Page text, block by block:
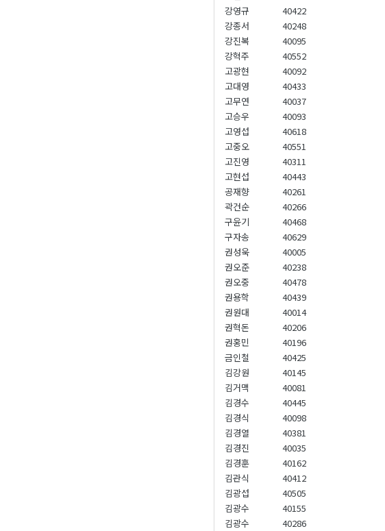
강영규
40422
강종서
40248
강진복
40095
강혁주
40552
고광현
40092
고대영
40433
고무연
40037
고승우
40093
고영섭
40618
고중오
40551
고진영
40311
고현섭
40443
공재향
40261
곽건순
40266
구윤기
40468
구자송
40629
권성욱
40005
권오준
40238
권오중
40478
권용학
40439
권원대
40014
권혁돈
40206
권홍민
40196
금인철
40425
김강원
40145
김거맥
40081
김경수
40445
김경식
40098
김경열
40381
김경진
40035
김경훈
40162
김관식
40412
김광섭
40505
김광수
40155
김광수
40286